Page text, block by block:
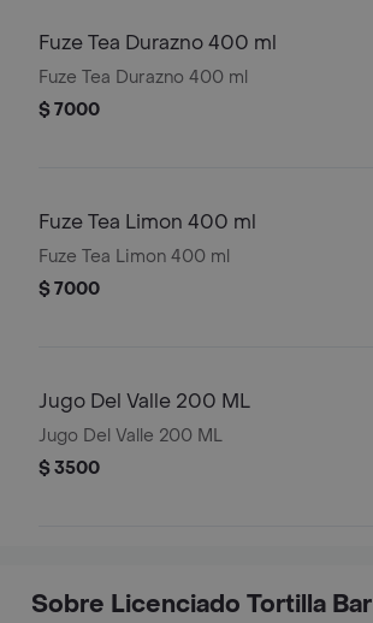
Fuze Tea Durazno 400 ml
Fuze Tea Durazno 400 ml
$ 7000
Fuze Tea Limon 400 ml
Fuze Tea Limon 400 ml
$ 7000
Jugo Del Valle 200 ML
Jugo Del Valle 200 ML
$ 3500
Sobre Licenciado Tortilla Bar